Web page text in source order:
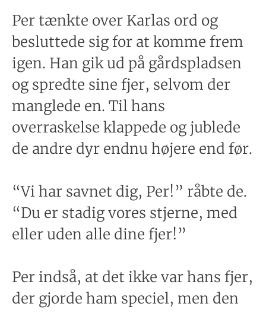
Per tænkte over Karlas ord og
besluttede sig for at komme frem
igen. Han gik ud på gårdspladsen
og spredte sine fjer, selvom der
manglede en. Til hans
overraskelse klappede og jublede
de andre dyr endnu højere end før.
“Vi har savnet dig, Per!” råbte de.
“Du er stadig vores stjerne, med
eller uden alle dine fjer!”
Per indså, at det ikke var hans fjer,
der gjorde ham speciel, men den